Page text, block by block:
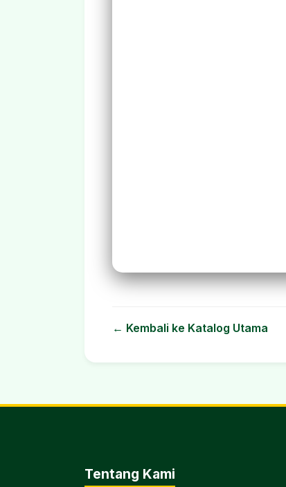
← Kembali ke Katalog Utama
Tentang Kami